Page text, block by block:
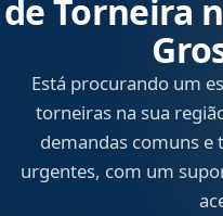
de Torneira
Está procurando um
torneiras na sua
demandas comuns e
urgentes, com um